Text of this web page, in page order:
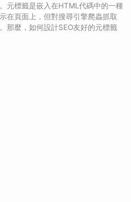
元標籤是嵌入在HTML代碼中的一種
在頁面上，但對搜尋引擎爬蟲抓取
那麼，如何設計SEO友好的元標籤